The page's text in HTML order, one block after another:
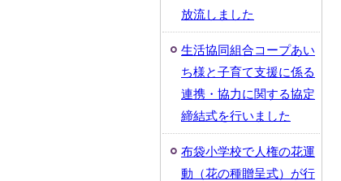
放流しました
生活協同組合コープあい
ち様と子育て支援に係る
連携・協力に関する協定
締結式を行いました
布袋小学校で人権の花運
動（花の種贈呈式）が行